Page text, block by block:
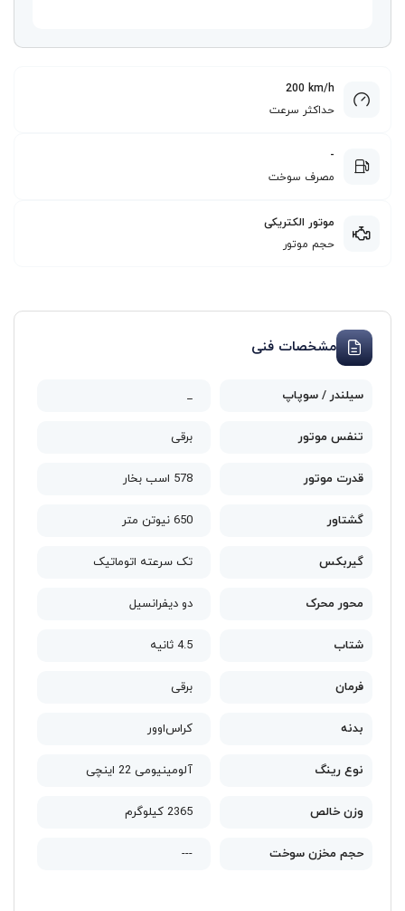
200 km/h
حداکثر سرعت
-
مصرف سوخت
موتور الکتریکی
حجم موتور
مشخصات فنی
سیلندر / سوپاپ _
تنفس موتور برقی
قدرت موتور 578 اسب بخار
گشتاور 650 نیوتن متر
گیربکس تک سرعته اتوماتیک
محور محرک دو دیفرانسیل
شتاب 4.5 ثانیه
فرمان برقی
بدنه کراس‌اوور
نوع رینگ آلومینیومی 22 اینچی
وزن خالص 2365 کیلوگرم
حجم مخزن سوخت ---